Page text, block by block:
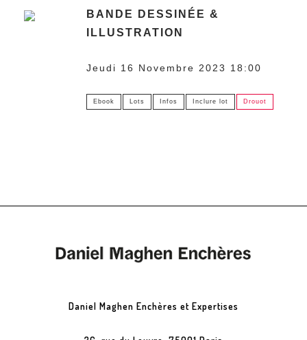
BANDE DESSINÉE &
ILLUSTRATION
Jeudi 16 Novembre 2023 18:00
Ebook Lots Infos Inclure lot Drouot
Daniel Maghen Enchères et Expertises